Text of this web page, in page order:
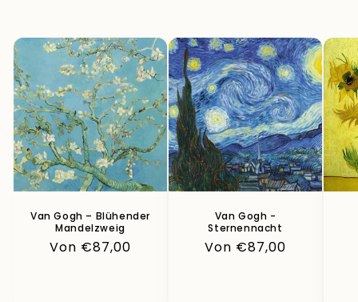
Van Gogh – Blühender
Mandelzweig
Normaler
Von €87,00
Van Gogh -
Sternennacht
Normaler
Von €87,00